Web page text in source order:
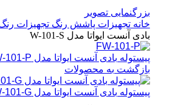
بزرگنمایی تصویر
خانهتجهیزات پاشش رنگتجهیزات
بادی آنست ایواتا مدل W-101-S
پیستوله بادی آنست ایواتا مدل W-101-P
بازگشت به محصولات
پیستوله بادی آنست ایواتا مدل W-101-G